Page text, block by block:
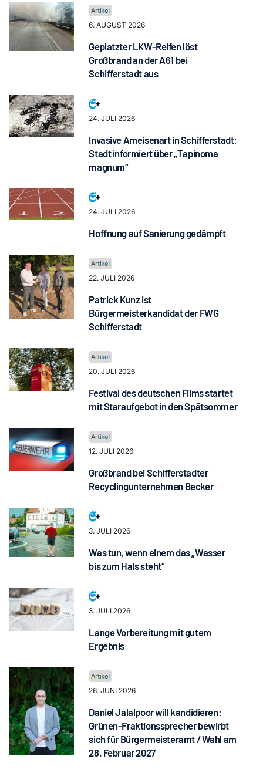
6. AUGUST 2026
Geplatzter LKW-Reifen löst
Großbrand an der A61 bei
Schifferstadt aus
24. JULI 2026
Invasive Ameisenart in Schifferstadt:
Stadt informiert über „Tapinoma
magnum“
24. JULI 2026
Hoffnung auf Sanierung gedämpft
22. JULI 2026
Patrick Kunz ist
Bürgermeisterkandidat der FWG
Schifferstadt
20. JULI 2026
Festival des deutschen Films startet
mit Staraufgebot in den Spätsommer
12. JULI 2026
Großbrand bei Schifferstadter
Recyclingunternehmen Becker
3. JULI 2026
Was tun, wenn einem das „Wasser
bis zum Hals steht“
3. JULI 2026
Lange Vorbereitung mit gutem
Ergebnis
26. JUNI 2026
Daniel Jalalpoor will kandidieren:
Grünen-Fraktionssprecher bewirbt
sich für Bürgermeisteramt / Wahl am
28. Februar 2027